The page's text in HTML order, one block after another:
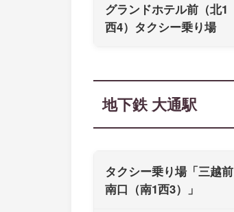
グランドホテル前（北1
西4）タクシー乗り場
地下鉄 大通駅
タクシー乗り場「三越前
南口（南1西3）」